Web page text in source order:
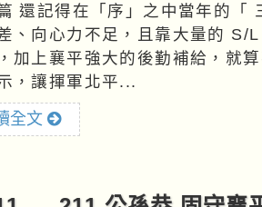
？舊版的三臭皮
、向心力不足，且靠大量的 S/
加上襄平強大的後勤補給，就
，讓揮軍北平...
全文